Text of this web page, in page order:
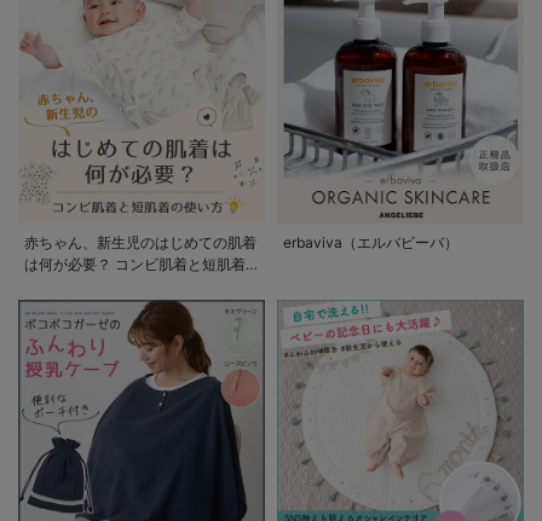
赤ちゃん、新生児のはじめての肌着
は何が必要？ コンビ肌着と短肌着
erbaviva（エルバビーバ）